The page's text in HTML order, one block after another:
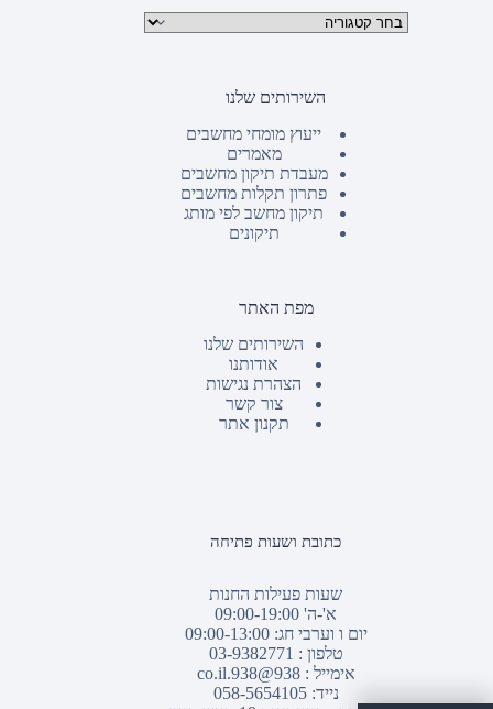
קטגוריות מוצרים
השירותים שלנו
ייעוץ מומחי מחשבים
מאמרים
מעבדת תיקון מחשבים
פתרון תקלות מחשבים
תיקון מחשב לפי מותג
תיקונים
מפת האתר
השירותים שלנו
אודותנו
הצהרת נגישות
צור קשר
תקנון אתר
כתובת ושעות פתיחה
שעות פעילות החנות
א'-ה' 09:00-19:00
יום ו וערבי חג: 09:00-13:00
טלפון : 03-9382771
אימייל :938@938.co.il
נייד: 058-5654105